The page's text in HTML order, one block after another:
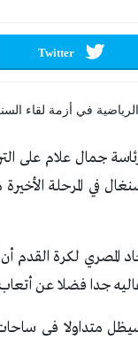
Twitter
جمال علام على
لكرة القدم
جدا فضلا عن أتعاب